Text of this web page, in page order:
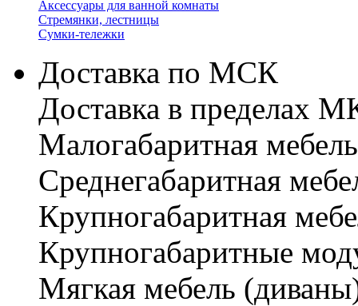
Аксессуары для ванной комнаты
Стремянки, лестницы
Сумки-тележки
Доставка по МСК
Доставка в пределах
Малогабаритная
Cреднегабаритная
Крупногабаритная
Крупногабаритные
Мягкая мебель